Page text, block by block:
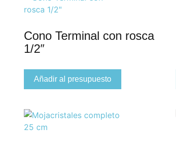
Cono Terminal con rosca
1/2″
Añadir al presupuesto